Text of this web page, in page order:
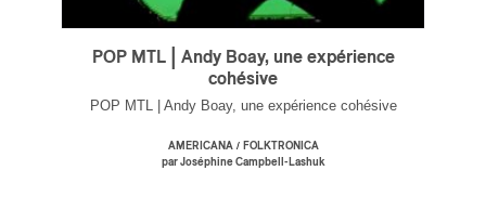
POP MTL | Andy Boay, une expérience
cohésive
POP MTL | Andy Boay, une expérience cohésive
AMERICANA/ FOLKTRONICA
par Joséphine Campbell-Lashuk